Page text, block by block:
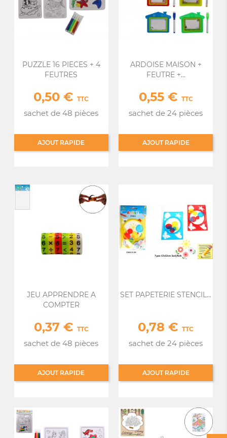
PUZZLE 16 PIECES + 4
FEUTRES
Prix
0,50 € TTC
sachet de 48 pièces
AJOUT RAPIDE
ARDOISE MAISON +
FEUTRE +...
Prix
0,55 € TTC
sachet de 24 pièces
AJOUT RAPIDE
JEU APPRENDRE A
COMPTER
Prix
0,37 € TTC
sachet de 48 pièces
AJOUT RAPIDE
SET PAPETERIE STENCIL...
Prix
0,78 € TTC
sachet de 24 pièces
AJOUT RAPIDE